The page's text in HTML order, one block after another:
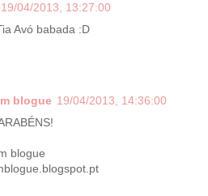
19/04/2013, 13:27:00
Avó babada :D
blogue 19/04/2013, 14:36:00
blogue